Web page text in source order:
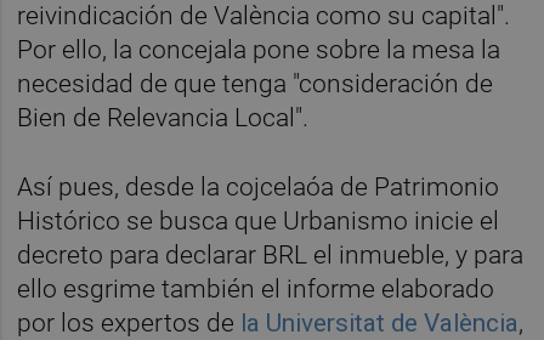
reivindicación de València como su capital".
Por ello, la concejala pone sobre la mesa la
necesidad de que tenga "consideración de
Bien de Relevancia Local".
Así pues, desde la cojcelaóa de Patrimonio
Histórico se busca que Urbanismo inicie el
decreto para declarar BRL el inmueble, y para
ello esgrime también el informe elaborado
por los expertos de la Universitat de València,